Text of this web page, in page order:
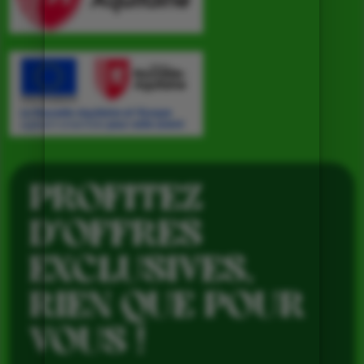
PROFITEZ
D’OFFRES
EXCLUSIVES,
RIEN QUE POUR
VOUS !